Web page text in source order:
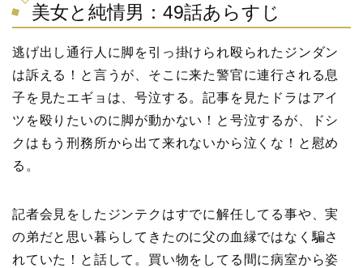
美女と純情男：49話あらすじ
逃げ出し通行人に脚を引っ掛けられ殴られたジンダン
は訴える！と言うが、そこに来た警官に連行される息
子を見たエギョは、号泣する。記事を見たドラはアイ
ツを殴りたいのに脚が動かない！と号泣するが、ドシ
クはもう刑務所から出て来れないから泣くな！と慰め
る。
記者会見をしたジンテクはすでに解任してる事や、実
の弟だと思い暮らしてきたのに父の血縁ではなく騙さ
れていた！と話して。買い物をしてる間に病室から姿